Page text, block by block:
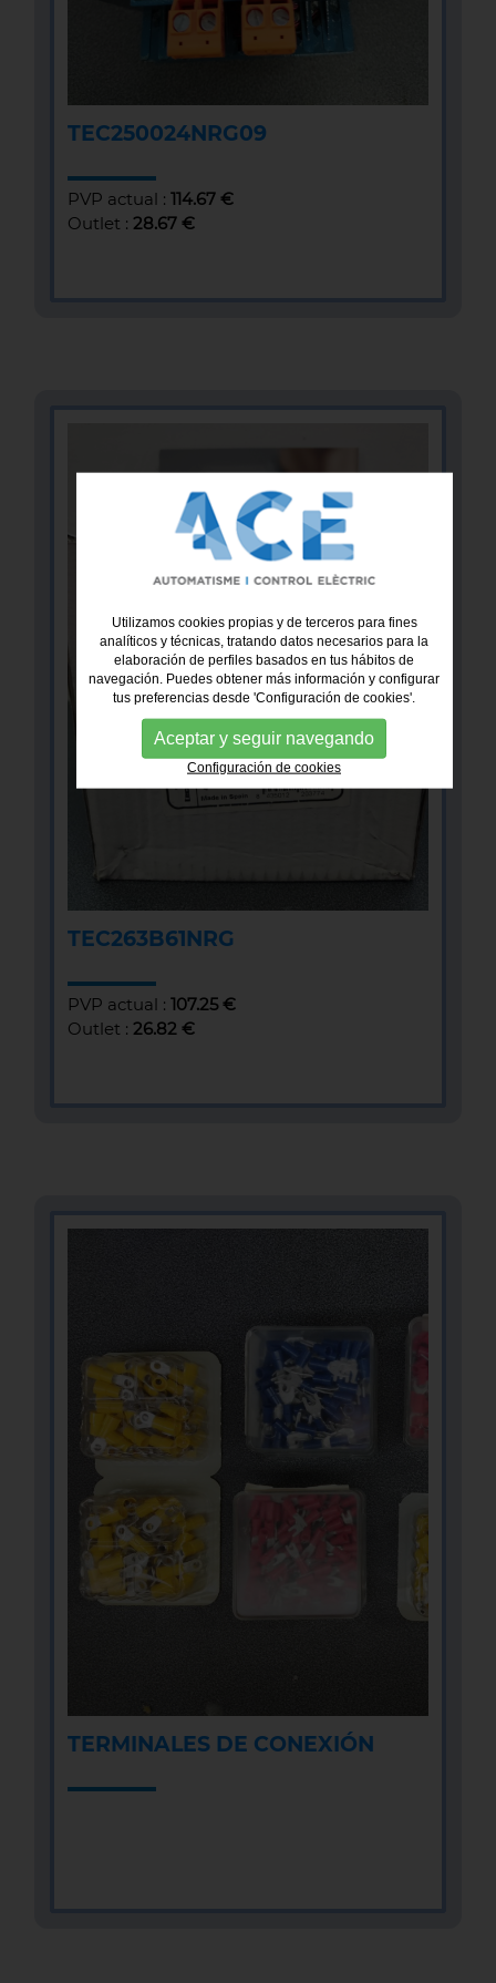
TEC250024NRG09
PVP actual : 114.67 €
Outlet : 28.67 €
TEC263B61NRG
PVP actual : 107.25 €
Outlet : 26.82 €
TERMINALES DE CONEXIÓN
Utilizamos cookies propias y de terceros para fines
analíticos y técnicas, tratando datos necesarios para la
elaboración de perfiles basados en tus hábitos de
navegación. Puedes obtener más información y configurar
tus preferencias desde 'Configuración de cookies'.
Aceptar y seguir navegando
Configuración de cookies